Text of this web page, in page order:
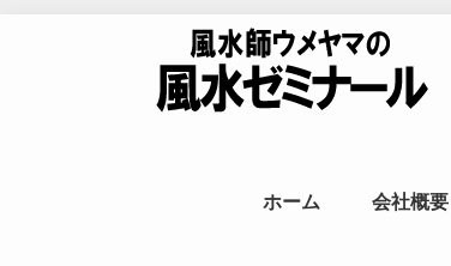
風水師
ホーム 会社概要